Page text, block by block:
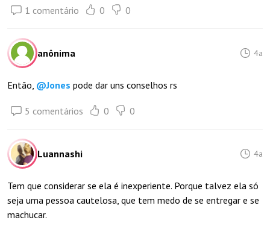
1 comentário 0 0
anônima 4a
Então, @Jones pode dar uns conselhos rs
5 comentários 0 0
Luannashi 4a
Tem que considerar se ela é inexperiente. Porque talvez ela só
seja uma pessoa cautelosa, que tem medo de se entregar e se
machucar.